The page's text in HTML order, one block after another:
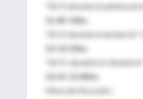
"ACO durante la
11.45-12hs:
"ACO durante la
12-12.15hs:
"ACO: durante el
12.15-12.45hs:
Mesa de Discusión :